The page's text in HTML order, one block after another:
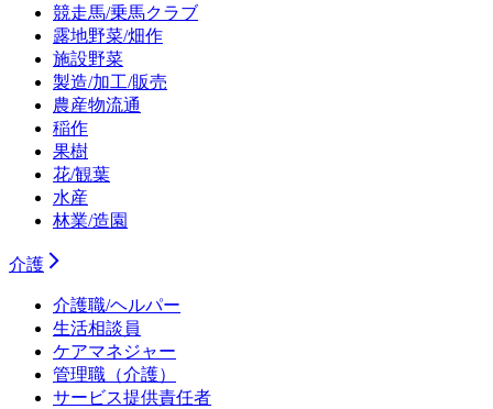
競走馬/乗馬クラブ
露地野菜/畑作
施設野菜
製造/加工/販売
農産物流通
稲作
果樹
花/観葉
水産
林業/造園
介護
介護職/ヘルパー
生活相談員
ケアマネジャー
管理職（介護）
サービス提供責任者